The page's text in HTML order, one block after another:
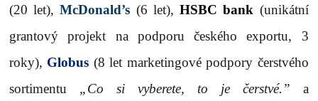
(20 let),McDonald’s (6 let),HSBC bank (unikátní
grantový projekt na podporu českého exportu, 3
roky), Globus (8 let marketingové podpory čerstvého
sortimentu „Co si vyberete, to je čerstvé.” a